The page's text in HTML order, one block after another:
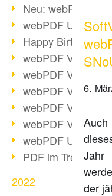
Neu: webPDF
webPDF Update
Happy Birthday,
webPDF Video-
webPDF Video-
webPDF Video-
webPDF Video-
webPDF Video-
webPDF Update
PDF im Trend
2022
6.
Auch
Jahr
der